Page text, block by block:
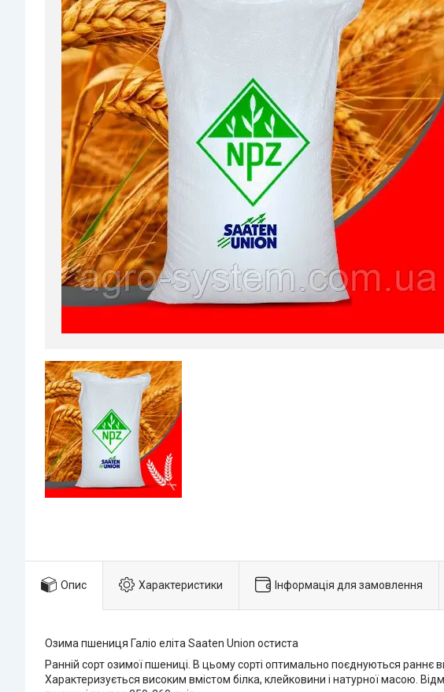
Опис Характеристики Інформація для замовлення
Озима пшениця Галіо еліта Saaten Union остиста
Ранній сорт озимої пшениці. В цьому сорті оптимально поєднуються раннє
Характеризується високим вмістом білка, клейковини і натурної масою.